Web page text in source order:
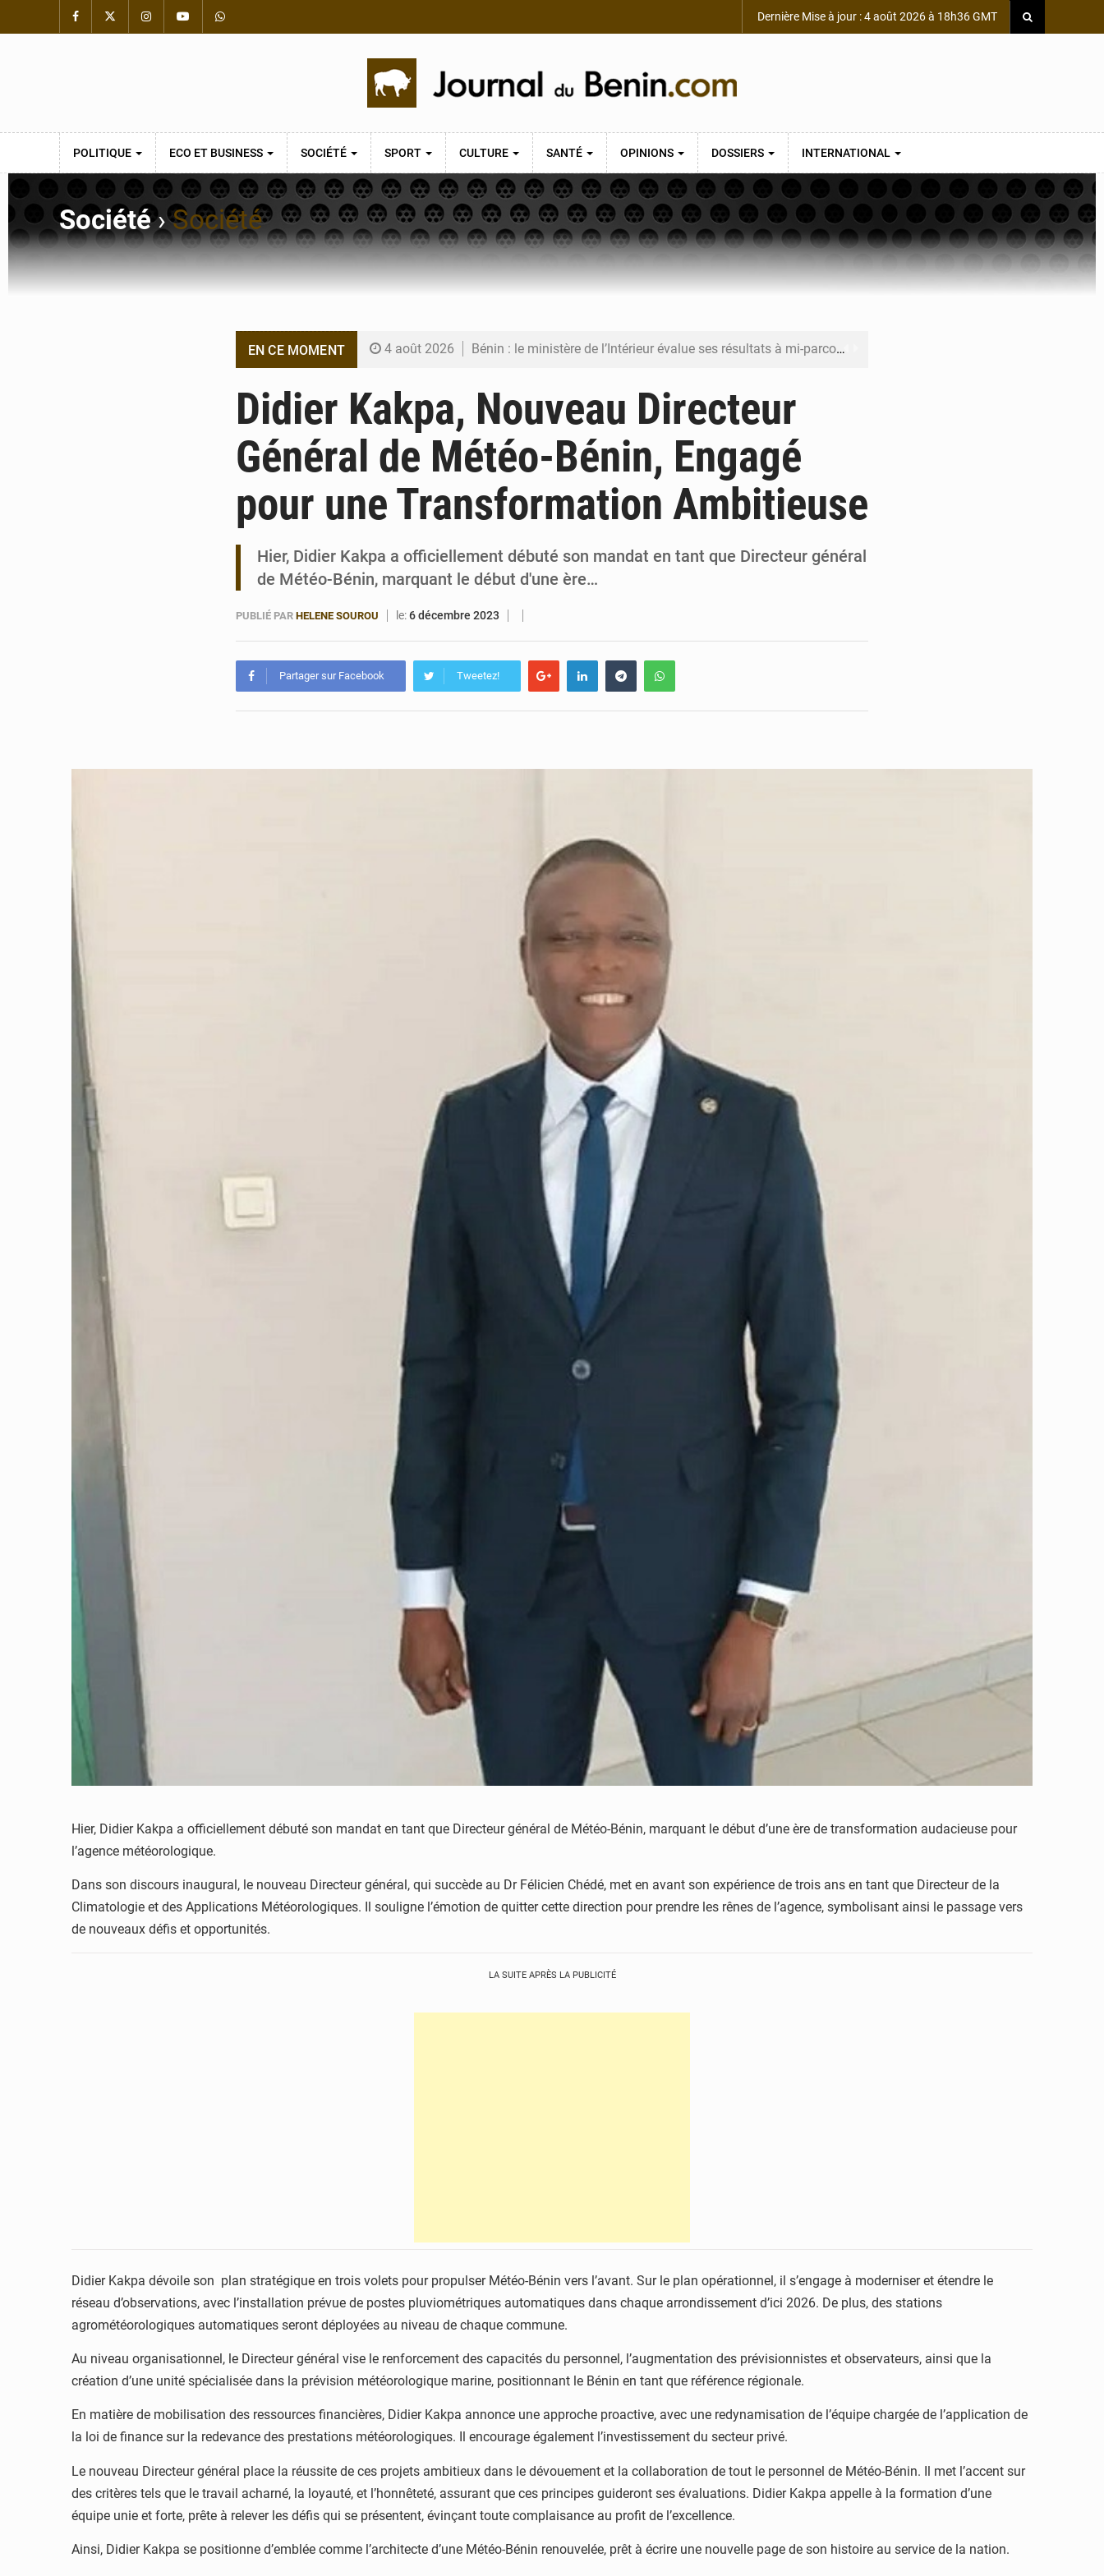
Dernière Mise à jour : 4 août 2026 à 18h36 GMT
POLITIQUE ECO ET BUSINESS SOCIÉTÉ SPORT CULTURE SANTÉ OPINIONS DOSSIERS INTERNATIONAL
Société›Société
EN CE MOMENT 4 août 2026 Bénin : le ministère de l’Intérieur évalue ses résultats à mi-parcours
3 août 2026 Valse des entraîneurs en Première Division béninoise
3 août 2026 Noyade tragique à Kalalé : 2 enfants perdent la vie à Gawézi
31 juillet 2026 Cotonou 2026-2033 : Le FAGACE s’engage pour le développement urbain
Didier Kakpa, Nouveau Directeur
Général de Météo-Bénin, Engagé
pour une Transformation Ambitieuse
Hier, Didier Kakpa a officiellement débuté son mandat en tant que Directeur général
de Météo-Bénin, marquant le début d'une ère…
PUBLIÉ PAR HELENE SOUROU le:6 décembre 2023
Partager sur Facebook Tweetez!
Hier, Didier Kakpa a officiellement débuté son mandat en tant que Directeur général de Météo-Bénin, marquant le début d’une ère de transformation audacieuse pour
l’agence météorologique.
Dans son discours inaugural, le nouveau Directeur général, qui succède au Dr Félicien Chédé, met en avant son expérience de trois ans en tant que Directeur de la
Climatologie et des Applications Météorologiques. Il souligne l’émotion de quitter cette direction pour prendre les rênes de l’agence, symbolisant ainsi le passage vers
de nouveaux défis et opportunités.
LA SUITE APRÈS LA PUBLICITÉ
Didier Kakpa dévoile son plan stratégique en trois volets pour propulser Météo-Bénin vers l’avant. Sur le plan opérationnel, il s’engage à moderniser et étendre le
réseau d’observations, avec l’installation prévue de postes pluviométriques automatiques dans chaque arrondissement d’ici 2026. De plus, des stations
agrométéorologiques automatiques seront déployées au niveau de chaque commune.
Au niveau organisationnel, le Directeur général vise le renforcement des capacités du personnel, l’augmentation des prévisionnistes et observateurs, ainsi que la
création d’une unité spécialisée dans la prévision météorologique marine, positionnant le Bénin en tant que référence régionale.
En matière de mobilisation des ressources financières, Didier Kakpa annonce une approche proactive, avec une redynamisation de l’équipe chargée de l’application de
la loi de finance sur la redevance des prestations météorologiques. Il encourage également l’investissement du secteur privé.
Le nouveau Directeur général place la réussite de ces projets ambitieux dans le dévouement et la collaboration de tout le personnel de Météo-Bénin. Il met l’accent sur
des critères tels que le travail acharné, la loyauté, et l’honnêteté, assurant que ces principes guideront ses évaluations. Didier Kakpa appelle à la formation d’une
équipe unie et forte, prête à relever les défis qui se présentent, évinçant toute complaisance au profit de l’excellence.
Ainsi, Didier Kakpa se positionne d’emblée comme l’architecte d’une Météo-Bénin renouvelée, prêt à écrire une nouvelle page de son histoire au service de la nation.